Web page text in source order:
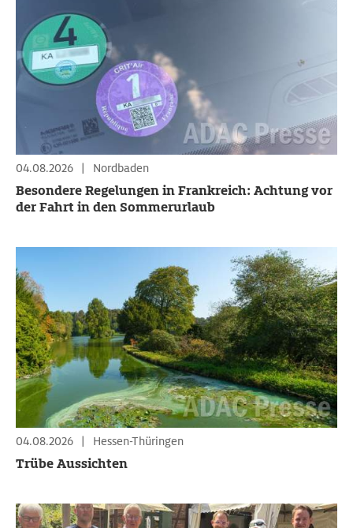
04.08.2026 | Nordbaden
Besondere Regelungen in Frankreich: Achtung vor
der Fahrt in den Sommerurlaub
04.08.2026 | Hessen-Thüringen
Trübe Aussichten